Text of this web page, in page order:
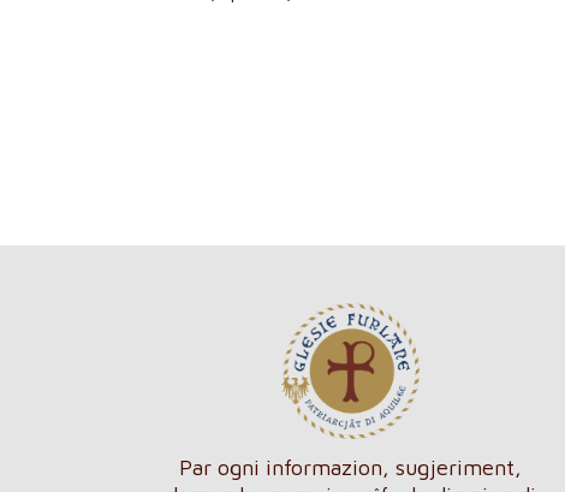
Par ogni informazion, sugjeriment,